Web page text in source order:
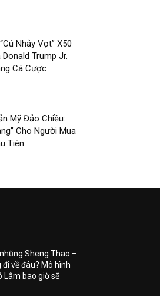
Nhảy Vọt” X50
Donald Trump Jr.
Cá Cược
Mỹ Đảo Chiều:
Cho Người Mua
Tiên
Sheng Thao –
đi về đâu? Mô hình
Lâm bao giờ sẽ